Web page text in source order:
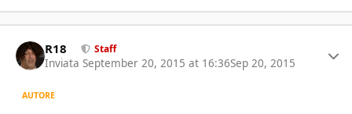
R18 Staff
Inviata September 20, 2015 at 16:36Sep 20, 2015
AUTORE